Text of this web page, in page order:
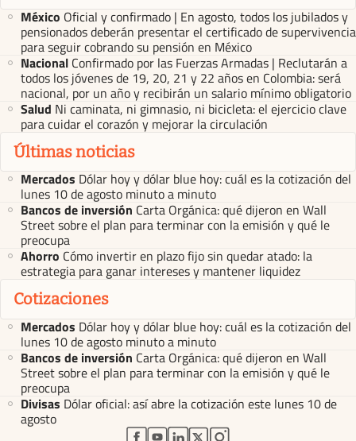
México Oficial y confirmado | En agosto, todos los jubilados y
pensionados deberán presentar el certificado de supervivencia
para seguir cobrando su pensión en México
Nacional Confirmado por las Fuerzas Armadas | Reclutarán a
todos los jóvenes de 19, 20, 21 y 22 años en Colombia: será
nacional, por un año y recibirán un salario mínimo obligatorio
Salud Ni caminata, ni gimnasio, ni bicicleta: el ejercicio clave
para cuidar el corazón y mejorar la circulación
Últimas noticias
Mercados Dólar hoy y dólar blue hoy: cuál es la cotización del
lunes 10 de agosto minuto a minuto
Bancos de inversión Carta Orgánica: qué dijeron en Wall
Street sobre el plan para terminar con la emisión y qué le
preocupa
Ahorro Cómo invertir en plazo fijo sin quedar atado: la
estrategia para ganar intereses y mantener liquidez
Cotizaciones
Mercados Dólar hoy y dólar blue hoy: cuál es la cotización del
lunes 10 de agosto minuto a minuto
Bancos de inversión Carta Orgánica: qué dijeron en Wall
Street sobre el plan para terminar con la emisión y qué le
preocupa
Divisas Dólar oficial: así abre la cotización este lunes 10 de
agosto
abre en nueva pestaña
abre en nueva pestaña
abre en nueva pestaña
abre en nueva pestaña
abre en nueva pestaña